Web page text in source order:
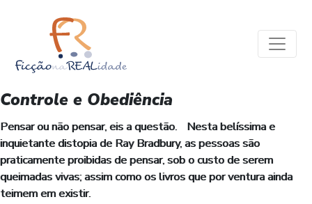
Controle e Obediência
Pensar ou não pensar, eis a questão. Nesta belíssima e
inquietante distopia de Ray Bradbury, as pessoas são
praticamente proibidas de pensar, sob o custo de serem
queimadas vivas; assim como os livros que por ventura ainda
teimem em existir.